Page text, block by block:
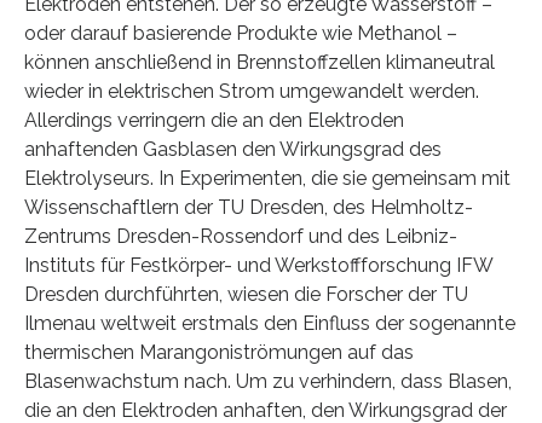
oder darauf basierende Produkte wie Methanol –
können anschließend in Brennstoffzellen klimaneutral
wieder in elektrischen Strom umgewandelt werden.
Allerdings verringern die an den Elektroden
anhaftenden Gasblasen den Wirkungsgrad des
Elektrolyseurs. In Experimenten, die sie gemeinsam mit
Wissenschaftlern der TU Dresden, des Helmholtz-
Zentrums Dresden-Rossendorf und des Leibniz-
Instituts für Festkörper- und Werkstoffforschung IFW
Dresden durchführten, wiesen die Forscher der TU
Ilmenau weltweit erstmals den Einfluss der sogenannte
thermischen Marangoniströmungen auf das
Blasenwachstum nach. Um zu verhindern, dass Blasen,
die an den Elektroden anhaften, den Wirkungsgrad der